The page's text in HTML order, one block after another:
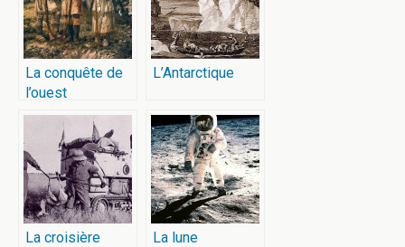
La conquête de
l’ouest
L’Antarctique
La croisière
La lune